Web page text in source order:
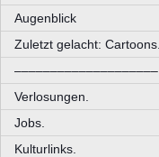
Augenblick
Zuletzt gelacht: Cartoons.
––––––––––––––––––––
Verlosungen.
Jobs.
Kulturlinks.